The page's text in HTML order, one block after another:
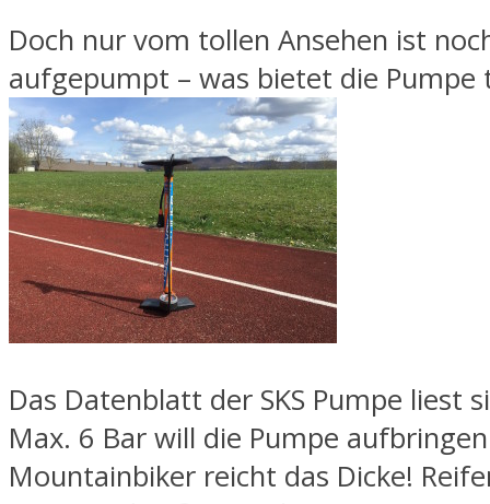
Doch nur vom tollen Ansehen ist
aufgepumpt – was bietet die Pumpe
Das Datenblatt der SKS Pumpe liest
Max. 6 Bar will die Pumpe
Mountainbiker reicht das Dicke!